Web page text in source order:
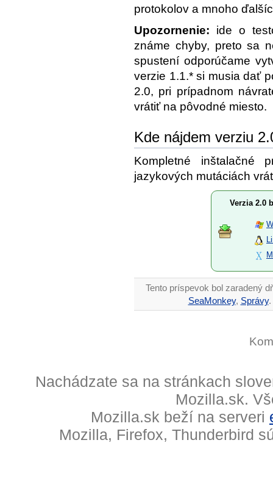
protokolov a mnoho
Upozornenie: ide o
známe chyby, preto sa
spustení odporúčame
verzie 1.1.* si musia dať
2.0, pri prípadnom
vrátiť na pôvodné miesto.
Kde nájdem verziu
Kompletné inštalačné
jazykových mutáciách
Verzia 2.0
Tento príspevok bol zaradený
SeaMonkey, Správy.
Nachádzate sa na stránkach
Mozilla.sk.
Mozilla.sk beží na serveri
Mozilla, Firefox, Thunderbird